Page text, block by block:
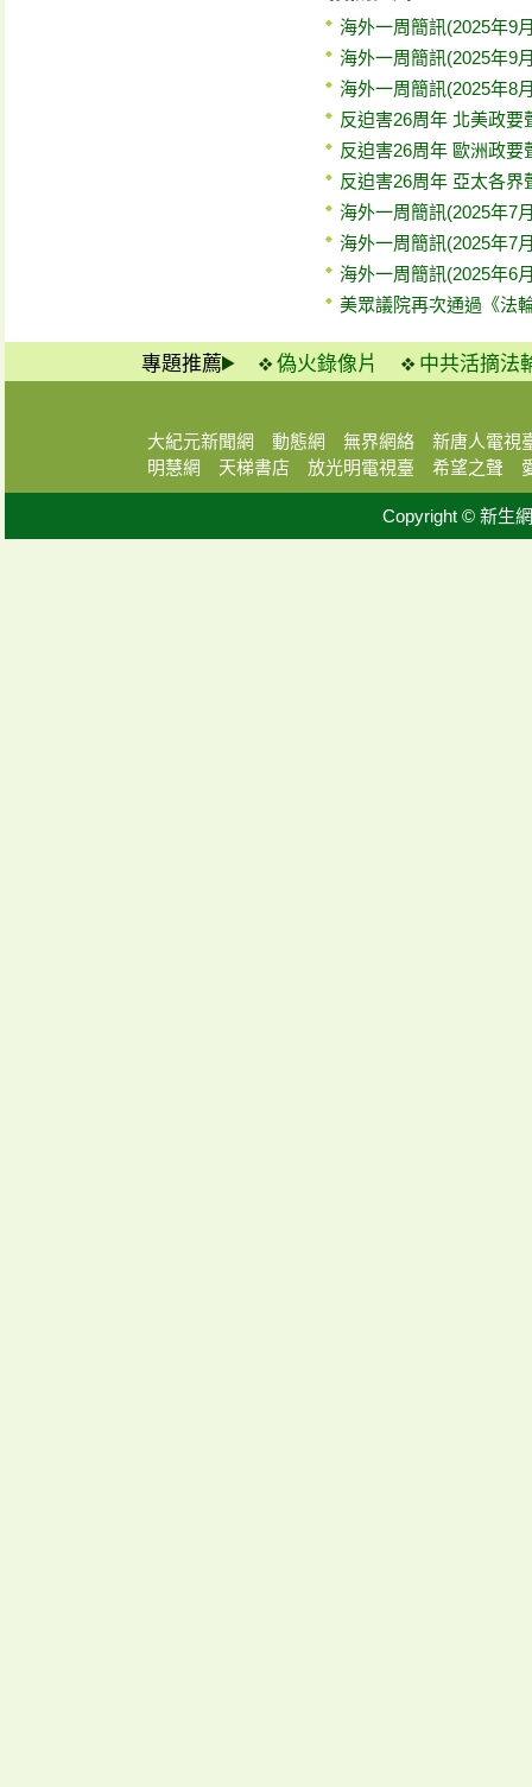
海外一周簡訊(2025年9
海外一周簡訊(2025年9
海外一周簡訊(2025年8
反迫害26周年 北美政要
反迫害26周年 歐洲政要
反迫害26周年 亞太各界
海外一周簡訊(2025年7
海外一周簡訊(2025年7
海外一周簡訊(2025年6
美眾議院再次通過《法
專題推薦 偽火錄像片 中共活摘法
大紀元新聞網 動態網 無界網絡
新唐人電視
明慧網
天梯書店 放光明電視臺 希望之聲
Copyright © 新生